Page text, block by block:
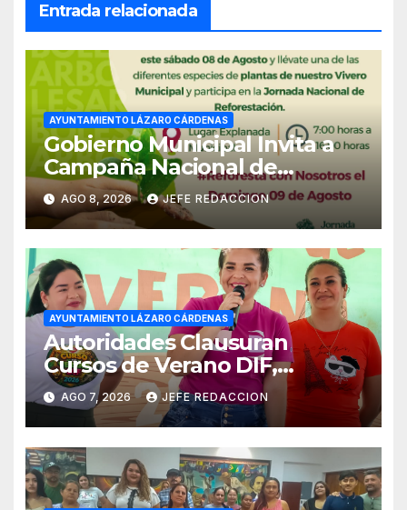
Entrada relacionada
AYUNTAMIENTO LÁZARO CÁRDENAS
Gobierno Municipal Invita a
Campaña Nacional de
Reforestación
AGO 8, 2026 JEFE REDACCION
AYUNTAMIENTO LÁZARO CÁRDENAS
Autoridades Clausuran
Cursos de Verano DIF,
Seguridad Pública y Casa de
Cultura 2026
AGO 7, 2026 JEFE REDACCION